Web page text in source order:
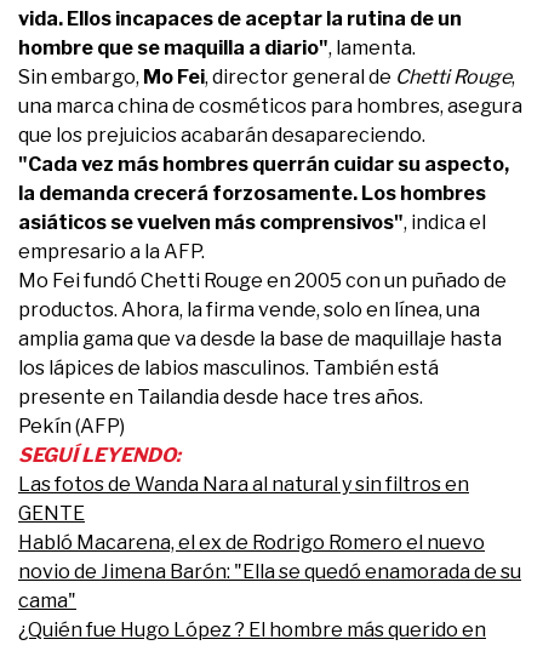
vida. Ellos incapaces de aceptar la rutina de un
hombre que se maquilla a diario", lamenta.
Sin embargo, Mo Fei, director general de Chetti Rouge,
una marca china de cosméticos para hombres, asegura
que los prejuicios acabarán desapareciendo.
"Cada vez más hombres querrán cuidar su aspecto,
la demanda crecerá forzosamente. Los hombres
asiáticos se vuelven más comprensivos", indica el
empresario a la AFP.
Mo Fei fundó Chetti Rouge en 2005 con un puñado de
productos. Ahora, la firma vende, solo en línea, una
amplia gama que va desde la base de maquillaje hasta
los lápices de labios masculinos. También está
presente en Tailandia desde hace tres años.
Pekín (AFP)
SEGUÍ LEYENDO:
Las fotos de Wanda Nara al natural y sin filtros en
GENTE
Habló Macarena, el ex de Rodrigo Romero el nuevo
novio de Jimena Barón: "Ella se quedó enamorada de su
cama"
¿Quién fue Hugo López ? El hombre más querido en